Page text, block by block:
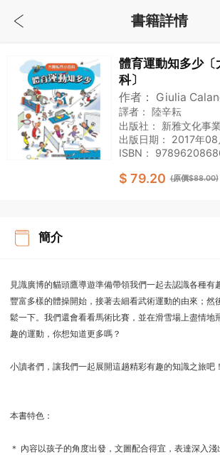
體育運動知多少〔
科〕
作者：
Giulia
Maria Novella
譯者： 陸辛耘
出版社： 新雅文化事
出版日期： 2017年08
ISBN：
$ 79.20 (原價$88.00)
簡介
見識廣博的貓頭鷹導遊準備帶領我們一起去認識各種有
豐富多樣的體操開始，接著去細看武術運動的由來；然
鬆一下。我們還會看看馬術比賽，並在滑雪場上盡情地
趣的運動，你想知道更多嗎？
小讀者們，讓我們一起展開這趟精彩有趣的知識之旅吧！
本書特色：
＊ 內容以孩子的角度出發，文圖配合得宜，表達深入
書籍詳情